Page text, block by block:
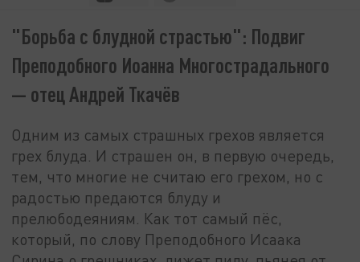
"Борьба с блудной страстью": Подвиг
Преподобного Иоанна Многострадального
— отец Андрей Ткачёв
Одним из самых страшных грехов является
грех блуда. И страшен он, в первую очередь,
тем, что многие не считаю его грехом, но с
радостью предаются блуду и
прелюбодеяниям. Как тот самый пёс,
который, по слову Преподобного Исаака